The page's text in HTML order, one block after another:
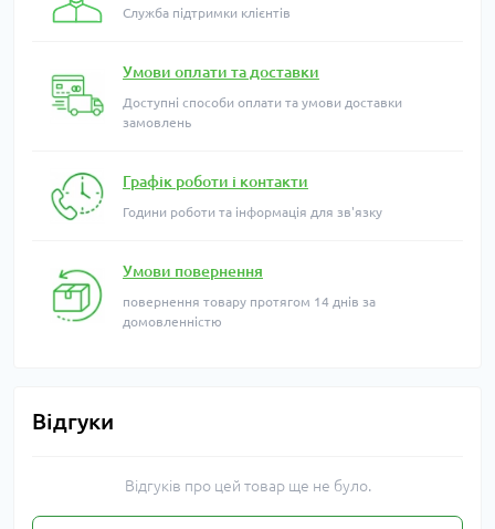
Служба підтримки клієнтів
Умови оплати та доставки
Доступні способи оплати та умови доставки
замовлень
Графік роботи і контакти
Години роботи та інформація для зв'язку
Умови повернення
повернення товару протягом 14 днів за
домовленністю
Відгуки
Відгуків про цей товар ще не було.